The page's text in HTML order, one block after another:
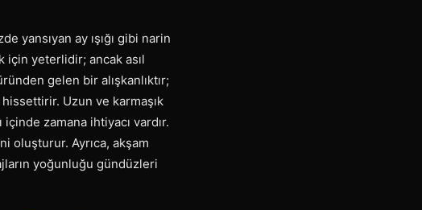
yansıyan ay ışığı gibi narin
için yeterlidir; ancak asıl
gelen bir alışkanlıktır;
Uzun ve karmaşık
zamana ihtiyacı vardır.
oluşturur. Ayrıca, akşam
yoğunluğu gündüzleri